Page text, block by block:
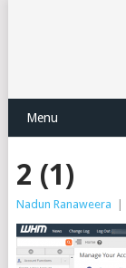
Menu
2 (1)
Nadun Ranaweera